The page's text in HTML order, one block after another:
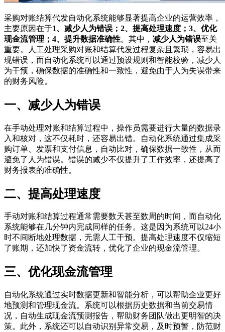
采购对账结算代发自动化系统能够显著提高企业的运营效率，
主要原因在于1、减少人为错误；2、提高处理速度；3、优化
现金流管理；4、提升数据准确性。其中， 减少人为错误至关
重要。人工处理采购对账和结算代发过程复杂且繁琐，容易出
现错误，而自动化系统可以通过预设规则和智能校验，减少人
为干预，确保数据的准确性和一致性，避免由于人为失误带来
的财务风险。
一、减少人为错误
在手动处理对账和结算过程中，操作员需要进行大量的数据录
入和核对，这不仅耗时，还容易出错。自动化系统通过集成采
购订单、发票和支付信息，自动比对，确保数据一致性，从而
避免了人为错误。错误的减少不仅提升了工作效率，还提高了
财务报表的准确性。
二、提高处理速度
手动对账和结算过程通常需要数天甚至数周的时间，而自动化
系统能够在几分钟内完成同样的任务。这是因为系统可以24小
时不间断地处理数据，无需人工干预。提高处理速度不仅缩短
了账期，还加快了资金流转，优化了企业的现金流管理。
三、优化现金流管理
自动化系统通过实时数据更新和智能分析，可以帮助企业更好
地预测和管理现金流。系统可以根据历史数据和当前交易情
况，自动生成现金流预测报告，帮助财务团队做出更明智的决
策。此外，系统还可以自动识别异常交易，及时预警，防范财